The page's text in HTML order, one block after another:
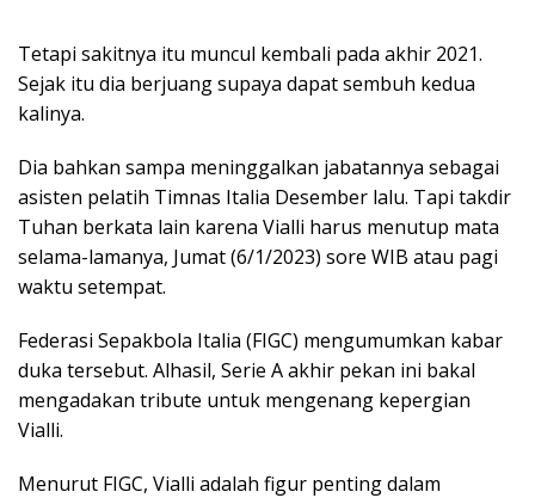
Tetapi sakitnya itu muncul kembali pada akhir 2021.
Sejak itu dia berjuang supaya dapat sembuh kedua
kalinya.
Dia bahkan sampa meninggalkan jabatannya sebagai
asisten pelatih Timnas Italia Desember lalu. Tapi takdir
Tuhan berkata lain karena Vialli harus menutup mata
selama-lamanya, Jumat (6/1/2023) sore WIB atau pagi
waktu setempat.
Federasi Sepakbola Italia (FIGC) mengumumkan kabar
duka tersebut. Alhasil, Serie A akhir pekan ini bakal
mengadakan tribute untuk mengenang kepergian
Vialli.
Menurut FIGC, Vialli adalah figur penting dalam